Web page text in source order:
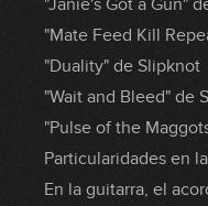
"Janie's Got a Gun"
"Mate Feed Kill
"Duality" de Slipknot
"Wait and Bleed" de
"Pulse of the
Particularidades en
En la guitarra, el